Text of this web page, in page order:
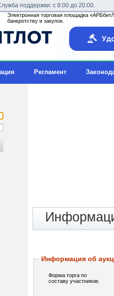
поддержки: с 8:00 до 20:00.
Электронная торговая площадка
банкротству и закупок.
Регламент
Информация об
Форма торга по
составу участников: